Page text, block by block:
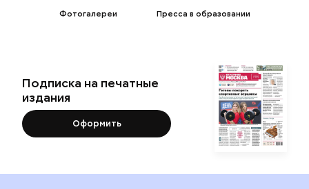
Фотогалереи
Пресса в образовании
Подписка на печатные
издания
Оформить